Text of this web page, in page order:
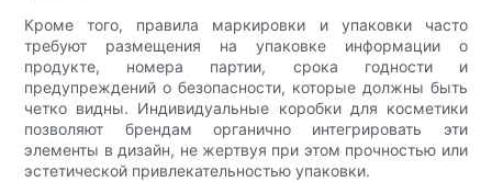
Кроме того, правила маркировки и упаковки часто
требуют размещения на упаковке информации о
продукте, номера партии, срока годности и
предупреждений о безопасности, которые должны быть
четко видны. Индивидуальные коробки для косметики
позволяют брендам органично интегрировать эти
элементы в дизайн, не жертвуя при этом прочностью или
эстетической привлекательностью упаковки.